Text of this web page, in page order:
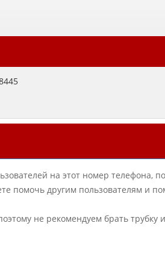
на этот номер телефона,
помочь другим пользователям и
не рекомендуем брать трубку